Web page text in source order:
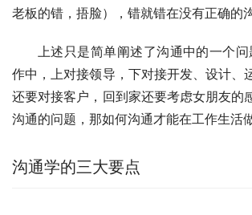
老板的错，捂脸），错就错在没有正确的沟
上述只是简单阐述了沟通中的一个
作中，上对接领导，下对接开发、设计、
还要对接客户，回到家还要考虑女朋友的
沟通的问题，那如何沟通才能在工作生活
沟通学的三大要点